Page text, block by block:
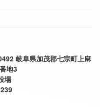
岐阜県加茂郡七宗町上麻
地3
場